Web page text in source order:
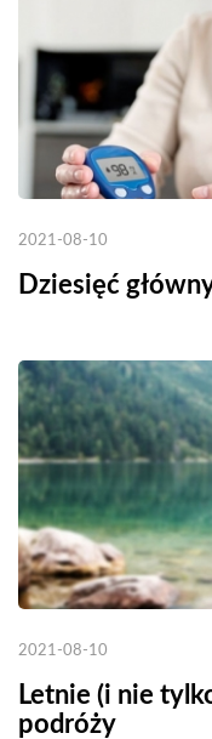
2021-08-10
Dziesięć
2021-08-10
Letnie (i nie
podróży